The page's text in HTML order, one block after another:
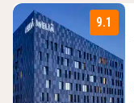
9.1